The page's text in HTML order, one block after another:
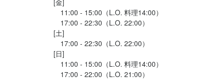
11:00 - 15:00（L.O. 料理14:00）
17:00 - 22:30（L.O. 22:00）
[土]
17:00 - 22:30（L.O. 22:00）
[日]
11:00 - 15:00（L.O. 料理14:00）
17:00 - 22:00（L.O. 21:00）
・パティシエの経験
・その他、飲食店での勤務経験
・その他、サービス業の経験者
・調理の経験をお持ちの方
・マネジメント経験をお持ちの方
・パティシエの経験
・その他、飲食店での勤務経験
・その他、サービス業の経験者
・調理の経験をお持ちの方
・マネジメント経験をお持ちの方
現在当店では、学生さん・フリーターさん・主婦(夫)さんなど、
様々なライフスタイルの方が活躍しています。
飲食店や、アルバイト未経験の方でも「やってみたい！」という
気持ちがあれば大丈夫◎オシャレな空間で美味しいお料理とドリ
ンクを提供し、たくさんのお客様に喜んでいただけるお店を創っ
オンライン面接・対面面接かご希望に合わせて実施しますので、S
TEP.2の面接日時のご調整時にご希望を伺います♪
STEP2：採用担当よりご連絡（面接の日時調整）
STEP3：面接の実施　(応募数が多いときは電話で１時面接を行う
オンライン面接・対面面接かご希望に合わせて実施しますので、S
TEP.2の面接日時のご調整時にご希望を伺います♪
STEP2：採用担当よりご連絡（面接の日時調整）
STEP3：面接の実施　(応募数が多いときは電話で１時面接を行う
現在当店では、学生さん・フリーターさん・主婦(夫)さんなど、
様々なライフスタイルの方が活躍しています。
飲食店や、アルバイト未経験の方でも「やってみたい！」という
気持ちがあれば大丈夫◎オシャレな空間で美味しいお料理とドリ
ンクを提供し、たくさんのお客様に喜んでいただけるお店を創っ